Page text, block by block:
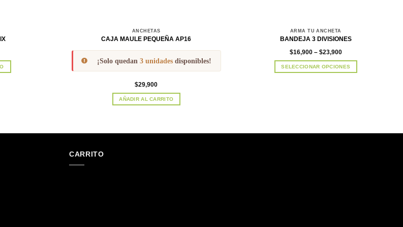
ANCHETAS
CAJA MAULE PEQUEÑA AP16
¡Solo quedan3 unidades disponibles!
$29,900
AÑADIR AL CARRITO
ARMA TU ANCHETA
BANDEJA 3 DIVISIONES
$16,900 – $23,900Price
$16,900
through
SELECCIONAR OPCIONES
opciones
CARRITO